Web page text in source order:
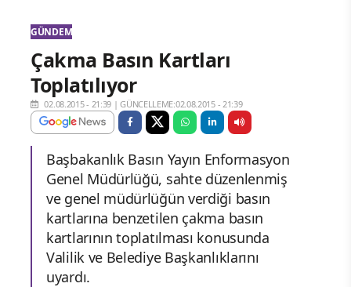
GÜNDEM
Çakma Basın Kartları
Toplatılıyor
02.08.2015 - 21:39 |GÜNCELLEME:02.08.2015 - 21:39
Başbakanlık Basın Yayın Enformasyon
Genel Müdürlüğü, sahte düzenlenmiş
ve genel müdürlüğün verdiği basın
kartlarına benzetilen çakma basın
kartlarının toplatılması konusunda
Valilik ve Belediye Başkanlıklarını
uyardı.